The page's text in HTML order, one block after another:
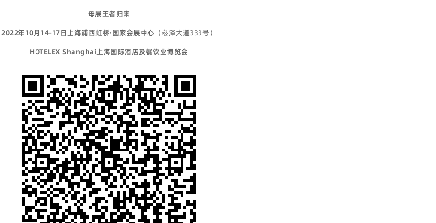
母展王者归来
2022年10月14-17日上海浦西虹桥·国家会展中心 （崧泽大道333号）
HOTELEX Shanghai上海国际酒店及餐饮业博览会